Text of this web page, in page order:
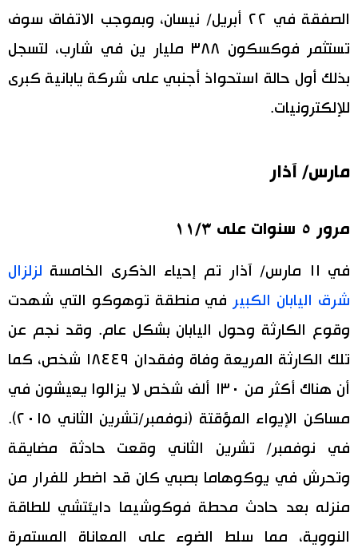
الصفقة في ٢٢ أبريل/ نيسان، وبموجب الاتفاق سوف
تستثمر فوكسكون ٣٨٨ مليار ين في شارب، لتسجل
بذلك أول حالة استحواذ أجنبي على شركة يابانية كبرى
للإلكترونيات.
مارس/ آذار
مرور ٥ سنوات على ١١/٣
في ١١ مارس/ آذار تم إحياء الذكرى الخامسة
لزلزال
شرق اليابان الكبير في منطقة توهوكو التي شهدت
وقوع الكارثة وحول اليابان بشكل عام. وقد نجم عن
تلك الكارثة المريعة وفاة وفقدان ١٨٤٤٩ شخص، كما
أن هناك أكثر من ١٣٠ ألف شخص لا يزالوا يعيشون في
مساكن الإيواء المؤقتة (نوفمبر/تشرين الثاني ٢٠١٥).
في نوفمبر/ تشرين الثاني وقعت حادثة مضايقة
وتحرش في يوكوهاما بصبي كان قد اضطر للفرار من
منزله بعد حادث محطة فوكوشيما دايئتشي للطاقة
النووية، مما سلط الضوء على المعاناة المستمرة